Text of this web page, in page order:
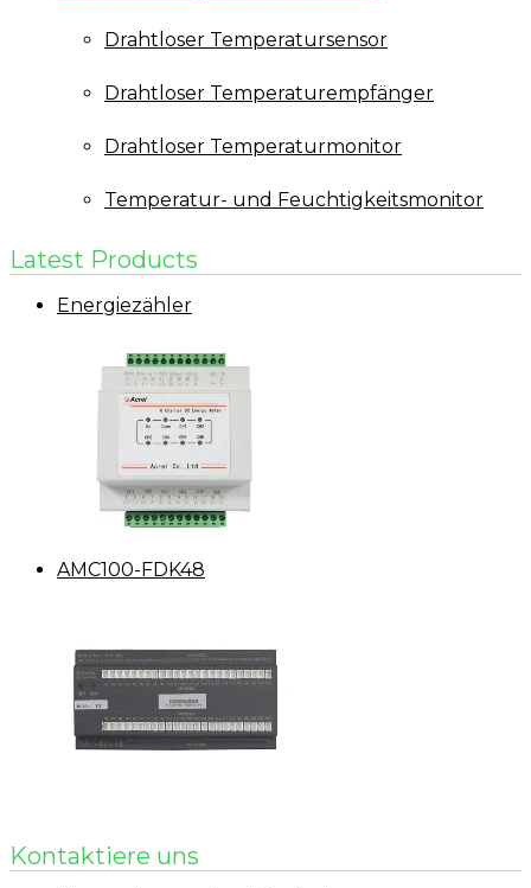
Drahtloser Temperatursensor
Drahtloser Temperaturempfänger
Drahtloser Temperaturmonitor
Temperatur- und Feuchtigkeitsmonitor
Latest Products
Energiezähler
AMC100-FDK48
Kontaktiere uns